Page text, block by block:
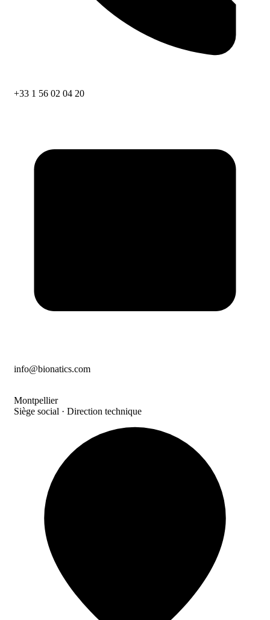
+33 1 56 02 04 20
info@bionatics.com
Montpellier
Siège social · Direction technique